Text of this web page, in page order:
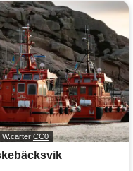
W.carter CC0